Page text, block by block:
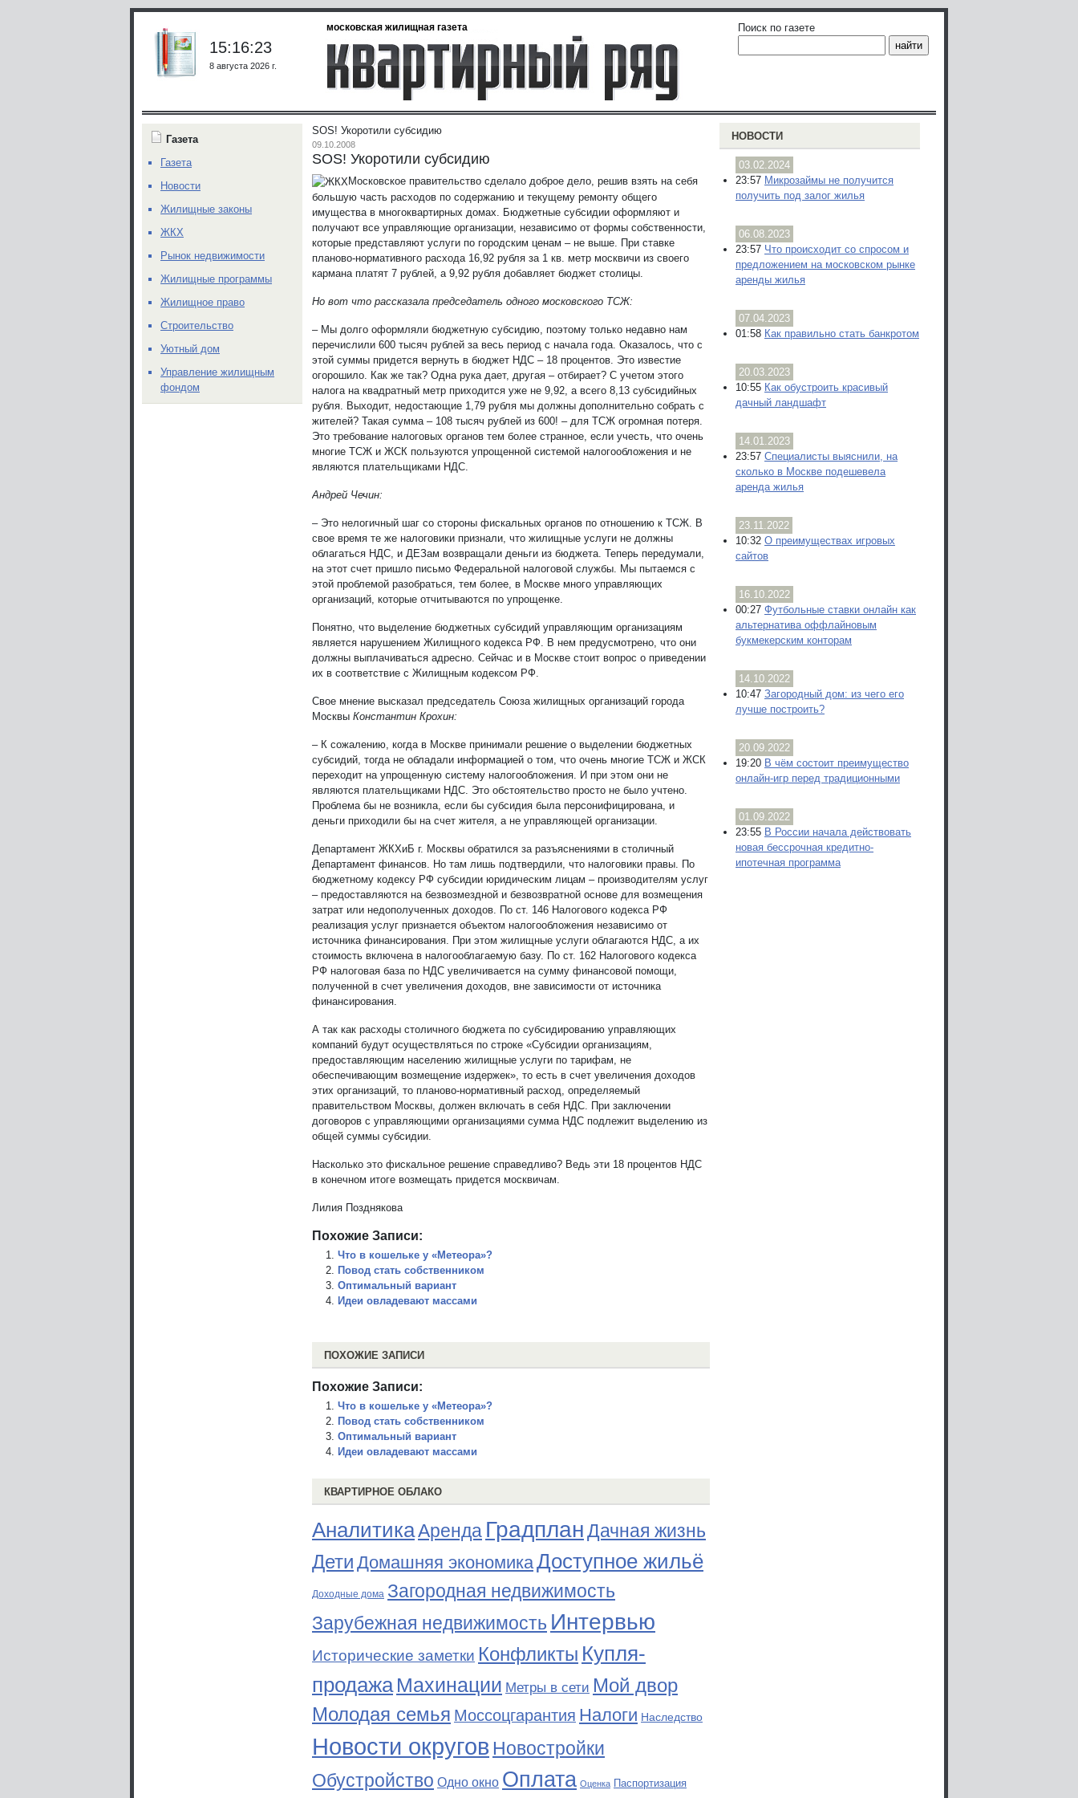
московская жилищная газета
15:16:23
8 августа 2026 г.
Поиск по газете
SOS! Укоротили субсидию
09.10.2008
SOS! Укоротили субсидию
Московское правительство сделало доброе дело, решив взять на себя
большую часть расходов по содержанию и текущему ремонту общего
имущества в многоквартирных домах. Бюджетные субсидии оформляют и
получают все управляющие организации, независимо от формы собственности,
которые представляют услуги по городским ценам – не выше. При ставке
планово-нормативного расхода 16,92 рубля за 1 кв. метр москвичи из своего
кармана платят 7 рублей, а 9,92 рубля добавляет бюджет столицы.
Но вот что рассказала председатель одного московского ТСЖ:
– Мы долго оформляли бюджетную субсидию, поэтому только недавно нам
перечислили 600 тысяч рублей за весь период с начала года. Оказалось, что с
этой суммы придется вернуть в бюджет НДС – 18 процентов. Это известие
огорошило. Как же так? Одна рука дает, другая – отбирает? С учетом этого
налога на квадратный метр приходится уже не 9,92, а всего 8,13 субсидийных
рубля. Выходит, недостающие 1,79 рубля мы должны дополнительно собрать с
жителей? Такая сумма – 108 тысяч рублей из 600! – для ТСЖ огромная потеря.
Это требование налоговых органов тем более странное, если учесть, что очень
многие ТСЖ и ЖСК пользуются упрощенной системой налогообложения и не
являются плательщиками НДС.
Андрей Чечин:
– Это нелогичный шаг со стороны фискальных органов по отношению к ТСЖ. В
свое время те же налоговики признали, что жилищные услуги не должны
облагаться НДС, и ДЕЗам возвращали деньги из бюджета. Теперь передумали,
на этот счет пришло письмо Федеральной налоговой службы. Мы пытаемся с
этой проблемой разобраться, тем более, в Москве много управляющих
организаций, которые отчитываются по упрощенке.
Понятно, что выделение бюджетных субсидий управляющим организациям
является нарушением Жилищного кодекса РФ. В нем предусмотрено, что они
должны выплачиваться адресно. Сейчас и в Москве стоит вопрос о приведении
их в соответствие с Жилищным кодексом РФ.
Свое мнение высказал председатель Союза жилищных организаций города
Москвы Константин Крохин:
– К сожалению, когда в Москве принимали решение о выделении бюджетных
субсидий, тогда не обладали информацией о том, что очень многие ТСЖ и ЖСК
переходит на упрощенную систему налогообложения. И при этом они не
являются плательщиками НДС. Это обстоятельство просто не было учтено.
Проблема бы не возникла, если бы субсидия была персонифицирована, и
деньги приходили бы на счет жителя, а не управляющей организации.
Департамент ЖКХиБ г. Москвы обратился за разъяснениями в столичный
Департамент финансов. Но там лишь подтвердили, что налоговики правы. По
бюджетному кодексу РФ субсидии юридическим лицам – производителям услуг
– предоставляются на безвозмездной и безвозвратной основе для возмещения
затрат или недополученных доходов. По ст. 146 Налогового кодекса РФ
реализация услуг признается объектом налогообложения независимо от
источника финансирования. При этом жилищные услуги облагаются НДС, а их
стоимость включена в налогооблагаемую базу. По ст. 162 Налогового кодекса
РФ налоговая база по НДС увеличивается на сумму финансовой помощи,
полученной в счет увеличения доходов, вне зависимости от источника
финансирования.
А так как расходы столичного бюджета по субсидированию управляющих
компаний будут осуществляться по строке «Субсидии организациям,
предоставляющим населению жилищные услуги по тарифам, не
обеспечивающим возмещение издержек», то есть в счет увеличения доходов
этих организаций, то планово-нормативный расход, определяемый
правительством Москвы, должен включать в себя НДС. При заключении
договоров с управляющими организациями сумма НДС подлежит выделению из
общей суммы субсидии.
Насколько это фискальное решение справедливо? Ведь эти 18 процентов НДС
в конечном итоге возмещать придется москвичам.
Лилия Позднякова
Похожие Записи:
Что в кошельке у «Метеора»?
Повод стать собственником
Оптимальный вариант
Идеи овладевают массами
ПОХОЖИЕ ЗАПИСИ
Похожие Записи:
Что в кошельке у «Метеора»?
Повод стать собственником
Оптимальный вариант
Идеи овладевают массами
КВАРТИРНОЕ ОБЛАКО
АналитикаАренда ГрадпланДачная жизнь
Дети Домашняя экономикаДоступное жильё
Доходные дома Загородная недвижимость
Зарубежная недвижимость Интервью
Исторические заметки Конфликты Купля-
продажа Махинации Метры в сети Мой двор
Молодая семья Моссоцгарантия Налоги Наследство
Новости округов Новостройки
Обустройство Одно окно Оплата Оценка Паспортизация
НОВОСТИ
03.02.2024
23:57 Микрозаймы не получится
получить под залог жилья
06.08.2023
23:57 Что происходит со спросом и
предложением на московском рынке
аренды жилья
07.04.2023
01:58 Как правильно стать банкротом
20.03.2023
10:55 Как обустроить красивый
дачный ландшафт
14.01.2023
23:57 Специалисты выяснили, на
сколько в Москве подешевела
аренда жилья
23.11.2022
10:32 О преимуществах игровых
сайтов
16.10.2022
00:27 Футбольные ставки онлайн как
альтернатива оффлайновым
букмекерским конторам
14.10.2022
10:47 Загородный дом: из чего его
лучше построить?
20.09.2022
19:20 В чём состоит преимущество
онлайн-игр перед традиционными
01.09.2022
23:55 В России начала действовать
новая бессрочная кредитно-
ипотечная программа
Газета
Газета
Новости
Жилищные законы
ЖКХ
Рынок недвижимости
Жилищные программы
Жилищное право
Строительство
Уютный дом
Управление жилищным
фондом